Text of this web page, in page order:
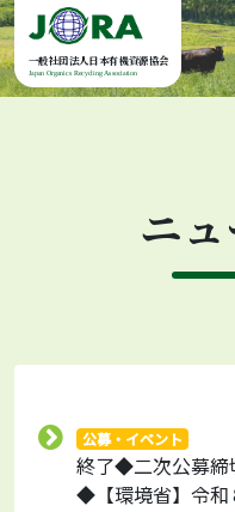
Skip to content
一般社団法人日本有機資源協会
Japan Organics Recycling Association
ニ
公募・イベント
終了◆二次公募締
◆【環境省】令和